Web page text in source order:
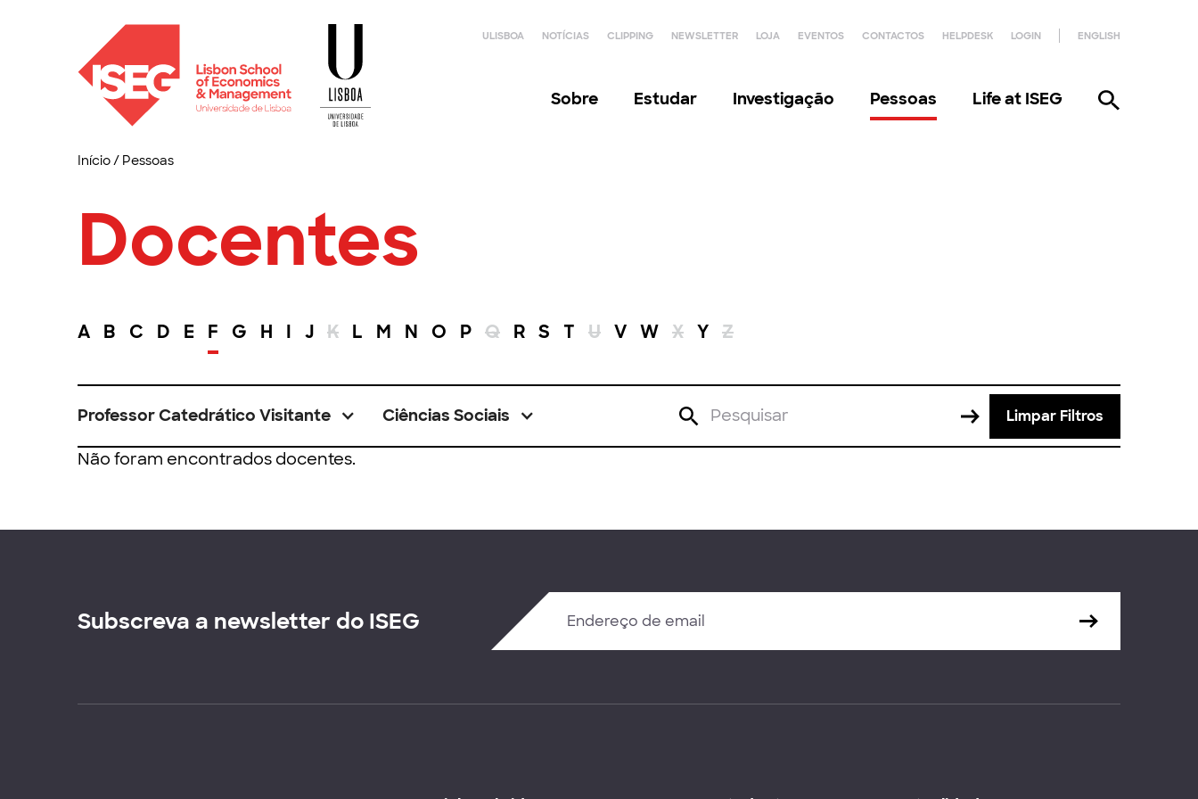
ULISBOA NOTÍCIAS CLIPPING NEWSLETTER LOJA EVENTOS CONTACTOS HELPDESK LOGIN ENGLISH
Sobre Estudar Investigação Pessoas Life at ISEG
Início/ Pessoas
Docentes
A B C D E F G H I J K L M N O P Q R S T U V W X Y Z
Professor Catedrático Visitante Ciências Sociais Limpar Filtros
Não foram encontrados docentes.
Subscreva a newsletter do ISEG